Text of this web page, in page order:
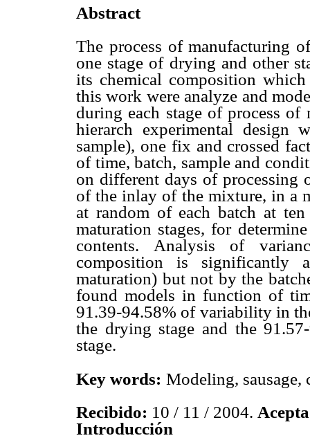
Abstract
The process of manufacturing
one stage of drying and other
its chemical composition
this work were analyze and
during each stage of process
hierarch experimental design
sample), one fix and crossed
of time, batch, sample and
on different days of processing
of the inlay of the mixture, in a
at random of each batch at
maturation stages, for
contents. Analysis of
composition is significantly
maturation) but not by the
found models in function of
91.39-94.58% of variability in
the drying stage and the
stage.
Key words: Modeling, sausage,
Recibido: 10 / 11 / 2004.
Introducción